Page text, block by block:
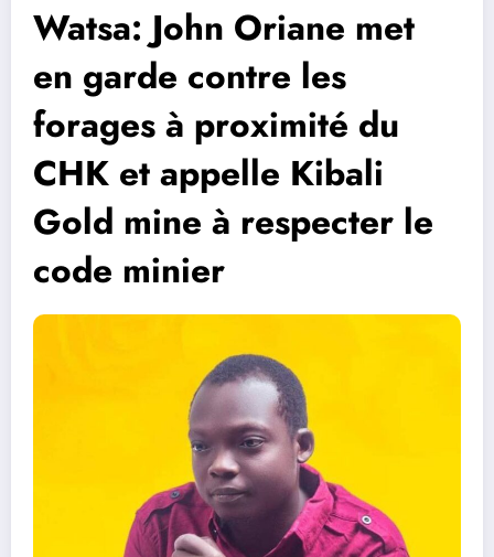
Watsa: John Oriane met
en garde contre les
forages à proximité du
CHK et appelle Kibali
Gold mine à respecter le
code minier